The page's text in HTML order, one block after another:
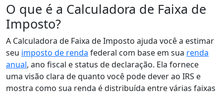
O que é a Calculadora de Faixa de
Imposto?
A Calculadora de Faixa de Imposto ajuda você a estimar
seu imposto de renda federal com base em sua renda
anual, ano fiscal e status de declaração. Ela fornece
uma visão clara de quanto você pode dever ao IRS e
mostra como sua renda é distribuída entre várias faixas